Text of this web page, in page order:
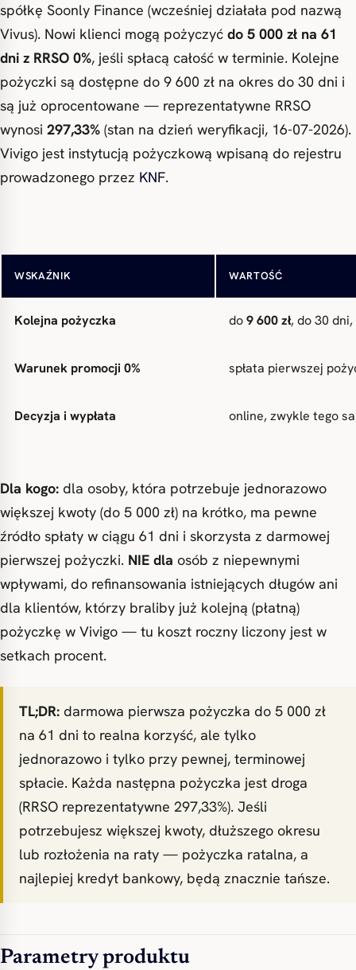
spółkę Soonly Finance (wcześniej działała pod nazwą
Vivus). Nowi klienci mogą pożyczyć do 5 000 zł na 61
dni z RRSO 0%, jeśli spłacą całość w terminie. Kolejne
pożyczki są dostępne do 9 600 zł na okres do 30 dni i
są już oprocentowane — reprezentatywne RRSO
wynosi 297,33% (stan na dzień weryfikacji, 16-07-2026).
Vivigo jest instytucją pożyczkową wpisaną do rejestru
prowadzonego przez KNF.
WSKAŹNIK WARTOŚĆ
Pierwsza pożyczka (nowi klienci) do 5 000 zł za 0 zł
Kolejna pożyczka do9 600 zł, do 30
Warunek promocji 0% spłata pierwszej
Decyzja i wypłata online, zwykle tego
Dla kogo: dla osoby, która potrzebuje jednorazowo
większej kwoty (do 5 000 zł) na krótko, ma pewne
źródło spłaty w ciągu 61 dni i skorzysta z darmowej
pierwszej pożyczki. NIE dla osób z niepewnymi
wpływami, do refinansowania istniejących długów ani
dla klientów, którzy braliby już kolejną (płatną)
pożyczkę w Vivigo — tu koszt roczny liczony jest w
setkach procent.
TL;DR: darmowa pierwsza pożyczka do 5 000 zł
na 61 dni to realna korzyść, ale tylko
jednorazowo i tylko przy pewnej, terminowej
spłacie. Każda następna pożyczka jest droga
(RRSO reprezentatywne 297,33%). Jeśli
potrzebujesz większej kwoty, dłuższego okresu
lub rozłożenia na raty — pożyczka ratalna, a
najlepiej kredyt bankowy, będą znacznie tańsze.
Parametry produktu